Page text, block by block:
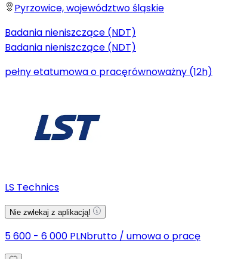
Pyrzowice, województwo śląskie
Badania nieniszczące (NDT)
Badania nieniszczące (NDT)
pełny etatumowa o pracęrównoważny (12h)
LS Technics
Nie zwlekaj z aplikacją!
5 600 - 6 000 PLNbrutto / umowa o pracę